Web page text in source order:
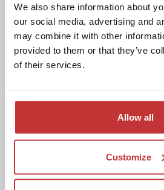
We also share information about
our social media, advertising and
may combine it with other
provided to them or that they’ve
of their services.
Allow all
Customize